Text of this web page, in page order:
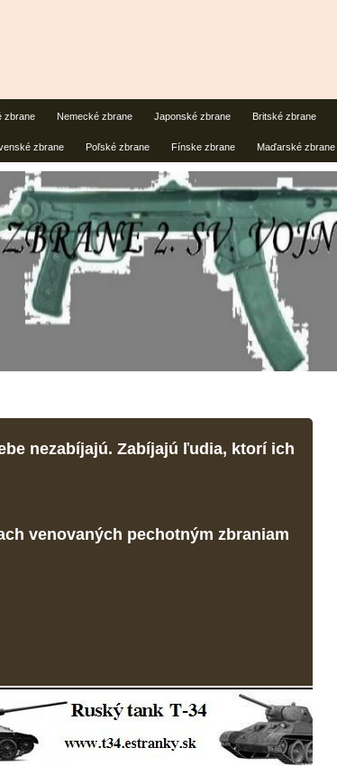
zbrane Nemecké zbrane Japonské zbrane Britské zbrane
zbrane Poľské zbrane Fínske zbrane Maďarské zbrane
nezabíjajú. Zabíjajú ľudia, ktorí ich
venovaných pechotným zbraniam